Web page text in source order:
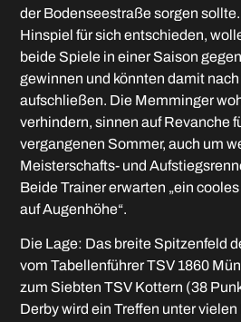
der Bodenseestraße sorgen
Hinspiel für sich entschieden,
beide Spiele in einer Saison
gewinnen und könnten damit
aufschließen. Die Memminger
verhindern, sinnen auf Revanche
vergangenen Sommer, auch um
Meisterschafts- und
Beide Trainer erwarten „ein
auf Augenhöhe“.
Die Lage: Das breite Spitzenfeld
vom Tabellenführer TSV 1860
zum Siebten TSV Kottern (38
Derby wird ein Treffen unter